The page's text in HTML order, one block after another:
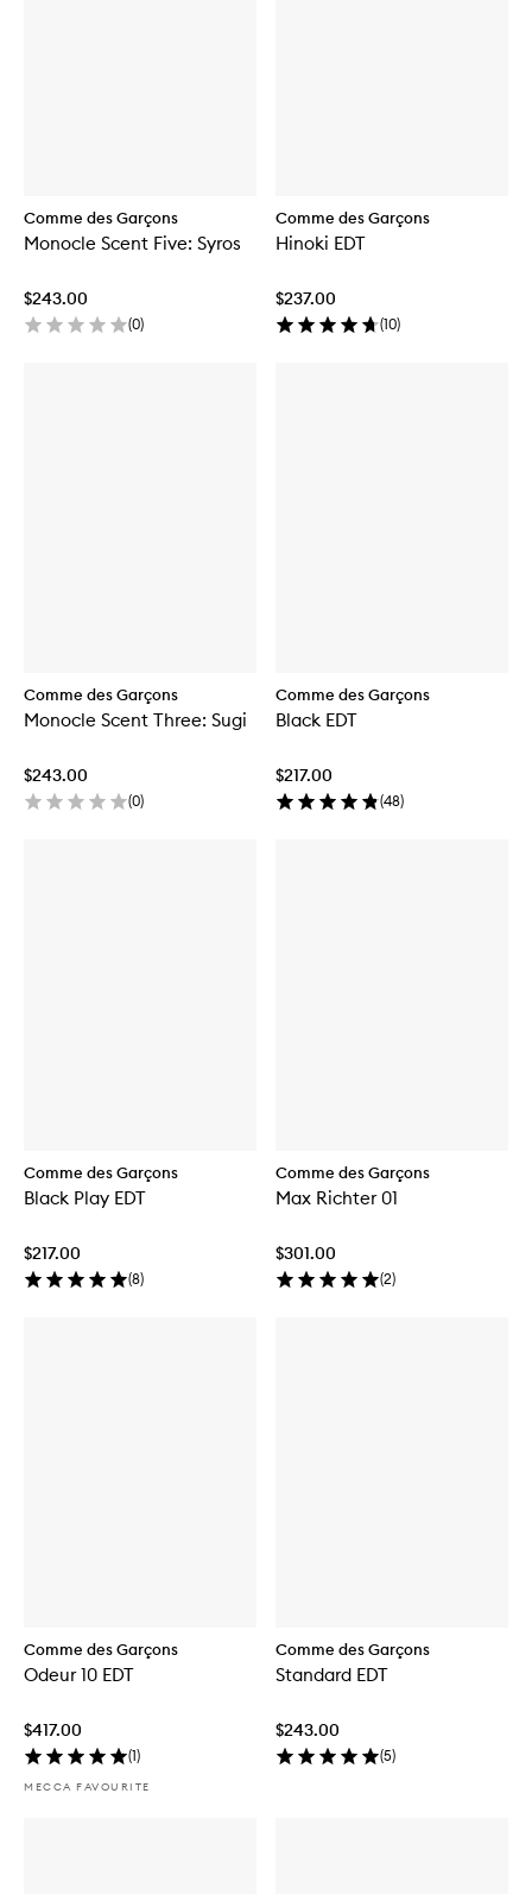
Comme des Garçons
Monocle Scent Five: Syros
$243.00
(0)
Comme des Garçons
Hinoki EDT
$237.00
(10)
Comme des Garçons
Monocle Scent Three: Sugi
$243.00
(0)
Comme des Garçons
Black EDT
$217.00
(48)
Comme des Garçons
Black Play EDT
$217.00
(8)
Comme des Garçons
Max Richter 01
$301.00
(2)
Comme des Garçons
Odeur 10 EDT
$417.00
(1)
MECCA FAVOURITE
Comme des Garçons
Standard EDT
$243.00
(5)